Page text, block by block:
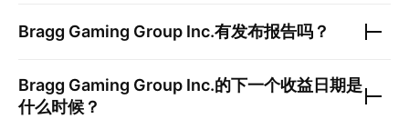
Bragg Gaming Group Inc.有发布报告吗？
Bragg Gaming Group Inc.的下一个收益日期是
什么时候？